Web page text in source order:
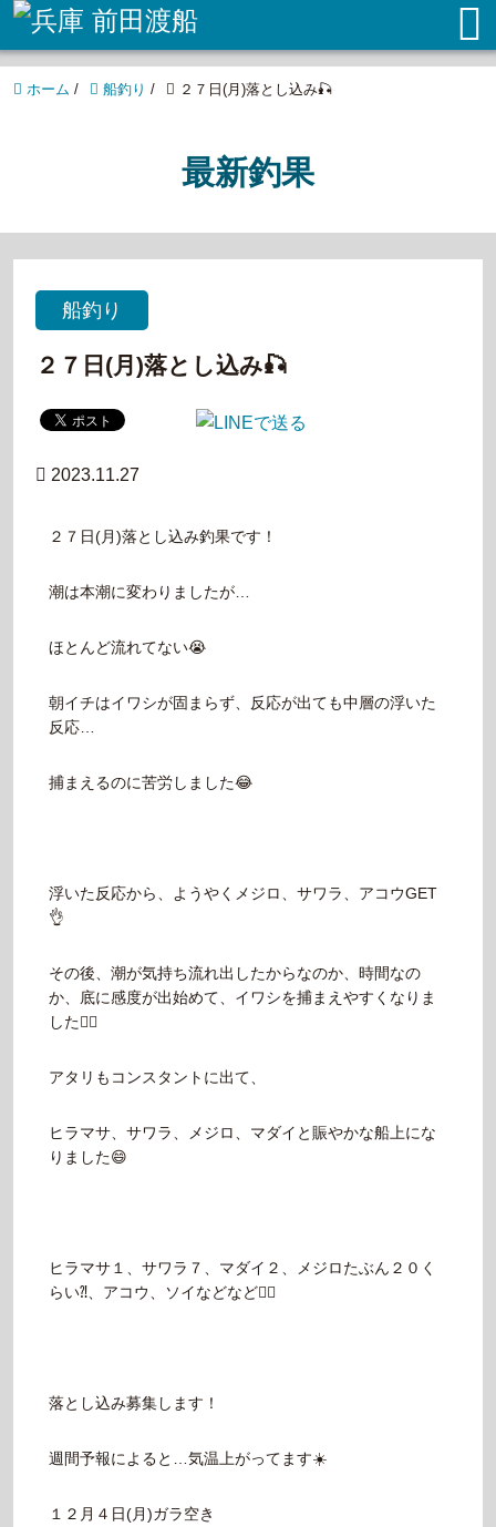
ホーム / 船釣り / ２７日(月)落とし込み🎣
最新釣果
船釣り
２７日(月)落とし込み🎣
2023.11.27
２７日(月)落とし込み釣果です！
潮は本潮に変わりましたが…
ほとんど流れてない😭
朝イチはイワシが固まらず、反応が出ても中層の浮いた
反応…
捕まえるのに苦労しました😂
浮いた反応から、ようやくメジロ、サワラ、アコウGET
👌
その後、潮が気持ち流れ出したからなのか、時間なの
か、底に感度が出始めて、イワシを捕まえやすくなりま
した🙆‍♂️
アタリもコンスタントに出て、
ヒラマサ、サワラ、メジロ、マダイと賑やかな船上にな
りました😄
ヒラマサ１、サワラ７、マダイ２、メジロたぶん２０く
らい⁈、アコウ、ソイなどなど🙆‍♂️
落とし込み募集します！
週間予報によると…気温上がってます☀️
１２月４日(月)ガラ空き